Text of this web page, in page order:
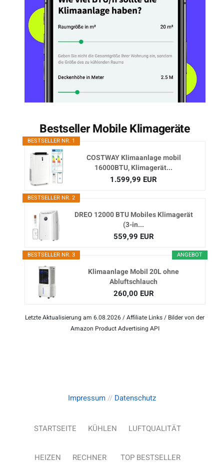
Bestseller Mobile Klimageräte
BESTSELLER NR. 1
COSTWAY Klimaanlage mobil
16000BTU, Klimagerät...
1.599,99 EUR
BESTSELLER NR. 2
DREO 12000 BTU Mobiles Klimagerät
(3-in...
559,99 EUR
ANGEBOT
BESTSELLER NR. 3
Klimaanlage Mobil 20L ohne
Abluftschlauch
260,00 EUR
Letzte Aktualisierung am 6.08.2026 / Affiliate Links / Bilder von der
Amazon Product Advertising API
Impressum// Datenschutz
STARTSEITE KÜHLEN LUFTQUALITÄT
HEIZEN RECHNER TOP BESTSELLER